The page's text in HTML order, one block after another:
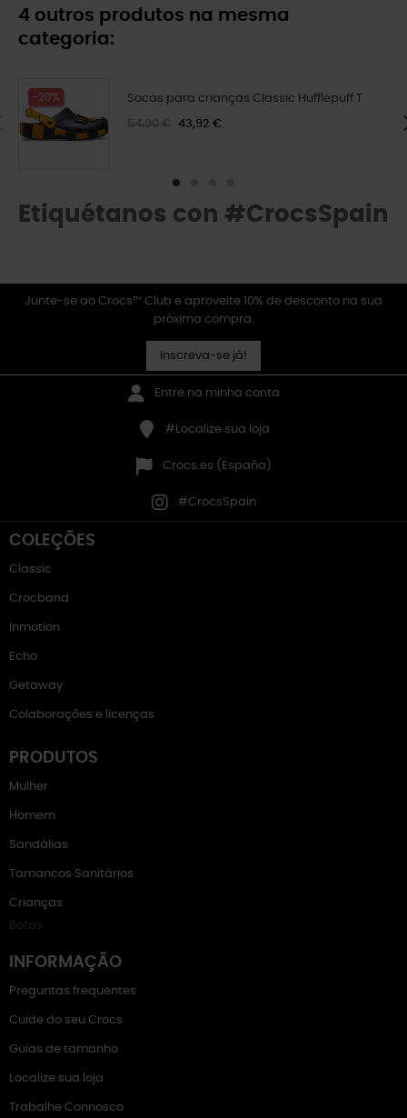
4 outros produtos na mesma
categoria:
-20% Socas para crianças Classic Hufflepuff T
54,90 € 43,92 €
Etiquétanos con #CrocsSpain
Junte-se ao Crocs™ Club e aproveite 10% de desconto na sua
próxima compra.
Inscreva-se já!
Entre na minha conta
#Localize sua loja
Crocs.es (España)
#CrocsSpain
COLEÇÕES
Classic
Crocband
Inmotion
Echo
Getaway
Colaborações e licenças
PRODUTOS
Mulher
Homem
Sandálias
Tamancos Sanitários
Crianças
Botas
INFORMAÇÃO
Preguntas frequentes
Cuide do seu Crocs
Guias de tamanho
Localize sua loja
Trabalhe Connosco